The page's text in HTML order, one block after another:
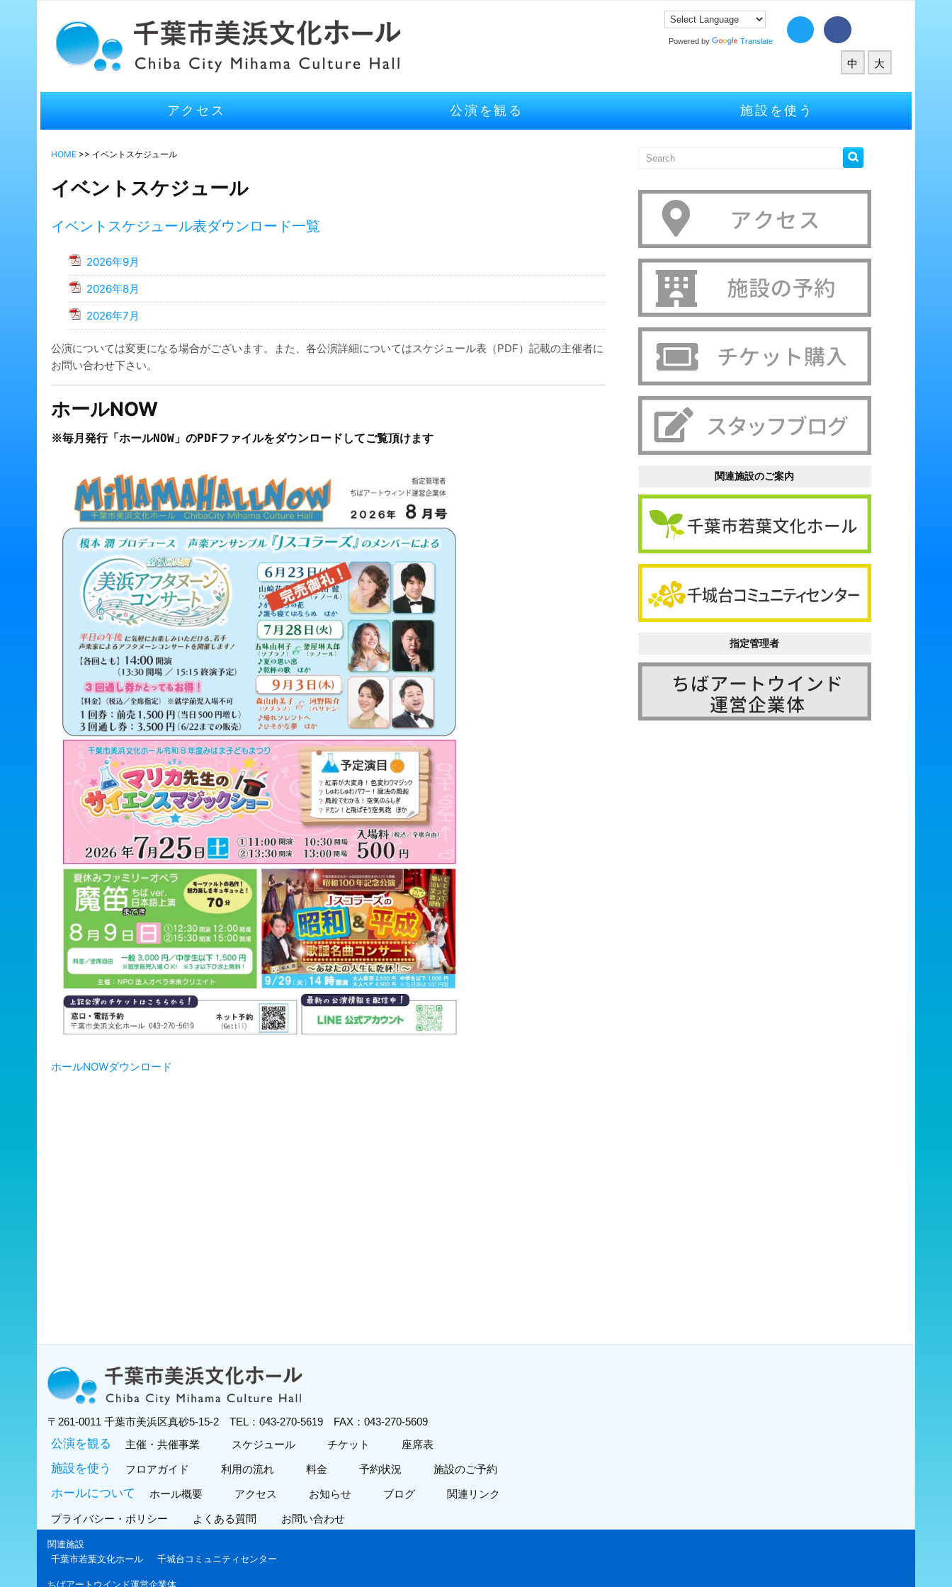
Powered by Translate
中 大
アクセス 公演を観る 施設を使う
HOME >> イベントスケジュール
イベントスケジュール
イベントスケジュール表ダウンロード一覧
2026年9月
2026年8月
2026年7月
公演については変更になる場合がございます。また、各公演詳細についてはスケジュール表（PDF）記載の主催者に
お問い合わせ下さい。
ホールNOW
※毎月発行「ホールNOW」のPDFファイルをダウンロードしてご覧頂けます
ホールNOWダウンロード
関連施設のご案内
指定管理者
〒261-0011 千葉市美浜区真砂5-15-2 TEL：043-270-5619 FAX：043-270-5609
公演を観る 主催・共催事業 スケジュール チケット 座席表
施設を使う フロアガイド 利用の流れ 料金 予約状況 施設のご予約
ホールについて ホール概要 アクセス お知らせ ブログ 関連リンク
プライバシー・ポリシー よくある質問 お問い合わせ
関連施設
千葉市若葉文化ホール
千城台コミュニティセンター
ちばアートウインド運営企業体